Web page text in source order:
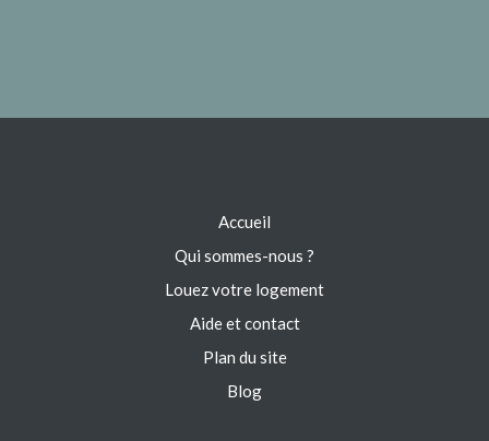
Accueil
Qui sommes-nous ?
Louez votre logement
Aide et contact
Plan du site
Blog